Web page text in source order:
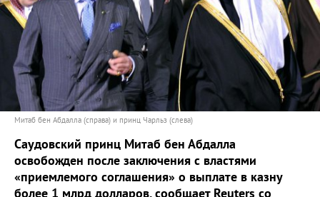
Митаб бен Абдалла (справа) и принц Чарльз (слева)
Саудовский принц Митаб бен Абдалла
освобожден после заключения с властями
«приемлемого соглашения» о выплате в казну
более 1 млрд долларов, сообщает Reuters со